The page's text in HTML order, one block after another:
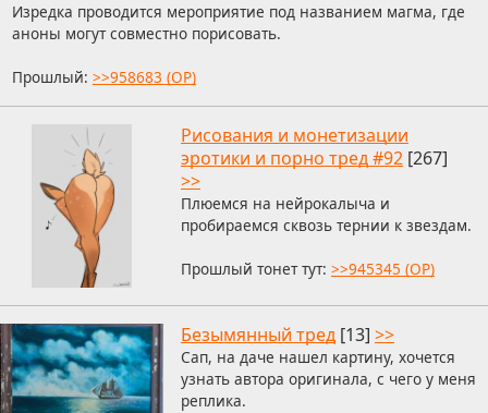
Изредка проводится мероприятие под названием магма, где
аноны могут совместно порисовать.
Прошлый: >>958683 (OP)
Рисования и монетизации
эротики и порно тред #92 [267]
>>
Плюемся на нейрокалыча и
пробираемся сквозь тернии к звездам.
Прошлый тонет тут: >>945345 (OP)
Безымянный тред [13] >>
Сап, на даче нашел картину, хочется
узнать автора оригинала, с чего у меня
реплика.